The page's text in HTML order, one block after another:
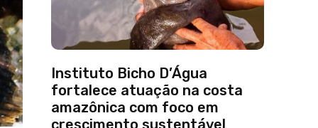
Instituto Bicho D’Água
fortalece atuação na costa
amazônica com foco em
crescimento sustentável